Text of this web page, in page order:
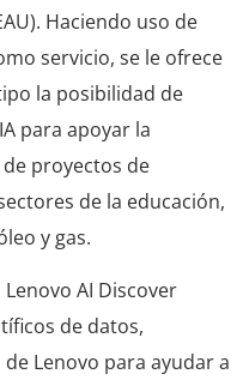
Haciendo uso de
servicio, se le ofrece
la posibilidad de
para apoyar la
proyectos de
de la educación,
y gas.
AI Discover
de datos,
Lenovo para ayudar a